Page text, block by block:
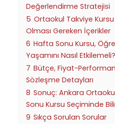
Değerlendirme Stratejisi
5 Ortaokul Takviye
Olması Gereken İçerikler
6 Hafta Sonu Kursu,
Yaşamını Nasıl Etkilemeli?
7 Bütçe, Fiyat-
Sözleşme Detayları
8 Sonuç: Ankara
Sonu Kursu Seçiminde
9 Sıkça Sorulan Sorular